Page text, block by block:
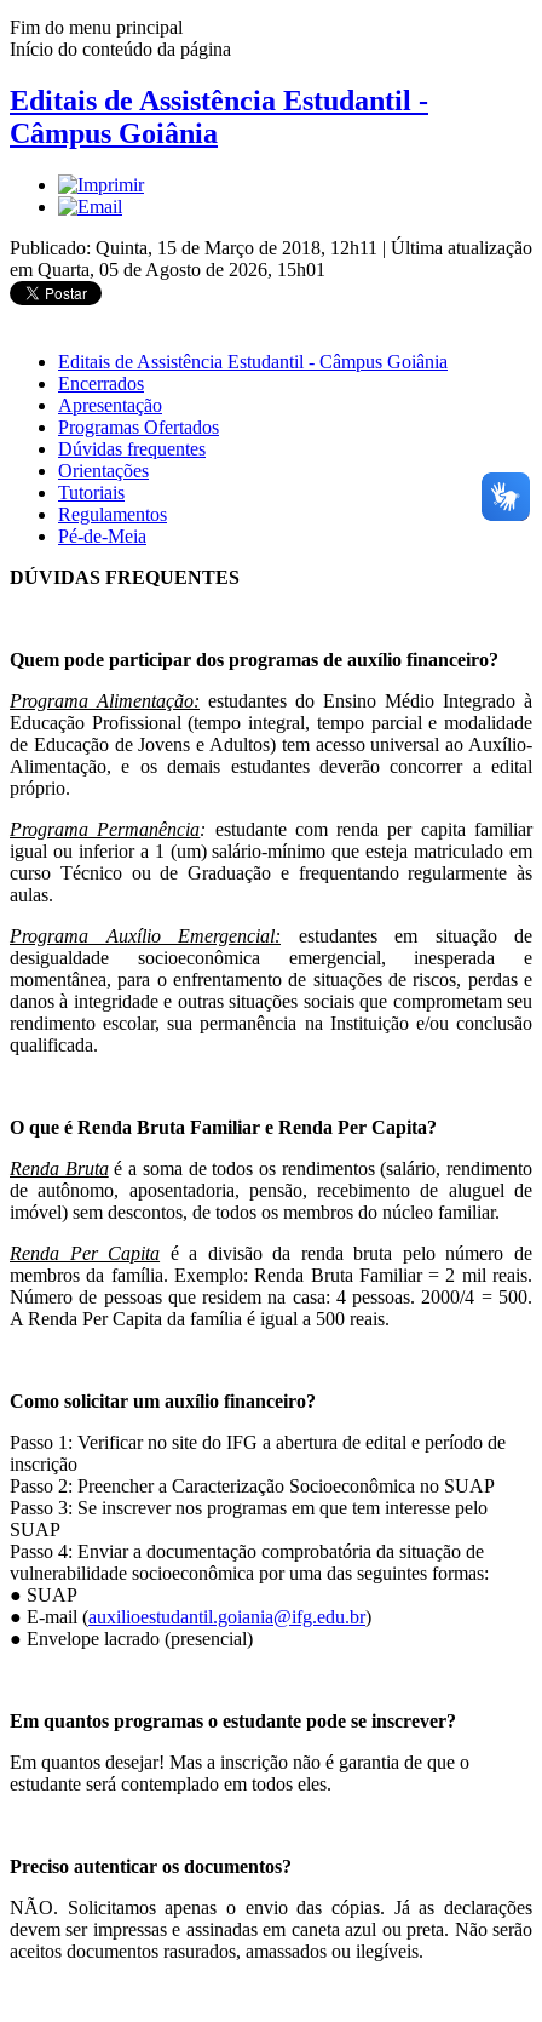
Fim do menu principal
Início do conteúdo da página
Editais de Assistência Estudantil -
Câmpus Goiânia
Publicado: Quinta, 15 de Março de 2018, 12h11 | Última atualização
em Quarta, 05 de Agosto de 2026, 15h01
Editais de Assistência Estudantil - Câmpus Goiânia
Encerrados
Apresentação
Programas Ofertados
Dúvidas frequentes
Orientações
Tutoriais
Regulamentos
Pé-de-Meia
DÚVIDAS FREQUENTES
Quem pode participar dos programas de auxílio financeiro?
Programa Alimentação: estudantes do Ensino Médio Integrado à
Educação Profissional (tempo integral, tempo parcial e modalidade
de Educação de Jovens e Adultos) tem acesso universal ao Auxílio-
Alimentação, e os demais estudantes deverão concorrer a edital
próprio.
Programa Permanência: estudante com renda per capita familiar
igual ou inferior a 1 (um) salário-mínimo que esteja matriculado em
curso Técnico ou de Graduação e frequentando regularmente às
aulas.
Programa Auxílio Emergencial:
estudantes em situação de
desigualdade socioeconômica emergencial, inesperada e
momentânea, para o enfrentamento de situações de riscos, perdas e
danos à integridade e outras situações sociais que comprometam seu
rendimento escolar, sua permanência na Instituição e/ou conclusão
qualificada.
O que é Renda Bruta Familiar e Renda Per Capita?
Renda Brutaé a soma de todos os rendimentos (salário, rendimento
de autônomo, aposentadoria, pensão, recebimento de aluguel de
imóvel) sem descontos, de todos os membros do núcleo familiar.
Renda Per Capita é a divisão da renda bruta pelo número de
membros da família. Exemplo: Renda Bruta Familiar = 2 mil reais.
Número de pessoas que residem na casa: 4 pessoas. 2000/4 = 500.
A Renda Per Capita da família é igual a 500 reais.
Como solicitar um auxílio financeiro?
Passo 1: Verificar no site do IFG a abertura de edital e período de
inscrição
Passo 2: Preencher a Caracterização Socioeconômica no SUAP
Passo 3: Se inscrever nos programas em que tem interesse pelo
SUAP
Passo 4: Enviar a documentação comprobatória da situação de
vulnerabilidade socioeconômica por uma das seguintes formas:
● SUAP
● E-mail (auxilioestudantil.goiania@ifg.edu.br)
● Envelope lacrado (presencial)
Em quantos programas o estudante pode se inscrever?
Em quantos desejar! Mas a inscrição não é garantia de que o
estudante será contemplado em todos eles.
Preciso autenticar os documentos?
NÃO. Solicitamos apenas o envio das cópias. Já as declarações
devem ser impressas e assinadas em caneta azul ou preta. Não serão
aceitos documentos rasurados, amassados ou ilegíveis.